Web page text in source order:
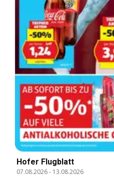
Hofer Flugblatt
07.08.2026- 13.08.2026